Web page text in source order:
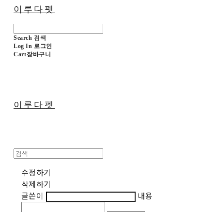
이루다펫
Search 검색
Log In 로그인
Cart장바구니
이루다펫
수정하기
삭제하기
글쓴이
내용